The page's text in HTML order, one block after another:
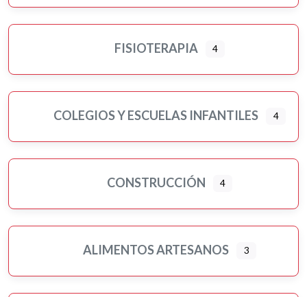
FISIOTERAPIA 4
COLEGIOS Y ESCUELAS INFANTILES 4
CONSTRUCCIÓN 4
ALIMENTOS ARTESANOS 3